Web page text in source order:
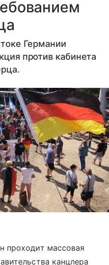
Германии
против кабинета
проходит массовая
канцлера